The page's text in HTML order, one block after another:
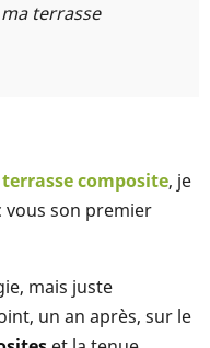
terrasse
composite, je
vous son premier
mais juste
un an après, sur le